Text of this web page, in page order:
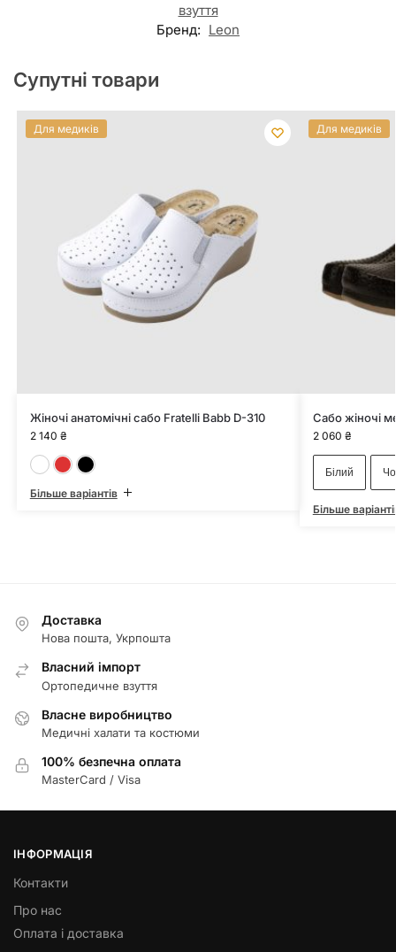
взуття
Бренд: Leon
Супутні товари
Для медиків
Жіночі анатомічні сабо Fratelli Babb D-310
2 140 ₴
Більше варіантів
Для медиків
Сабо жіночі
2 060 ₴
Білий
Більше
Доставка
Нова пошта, Укрпошта
Власний імпорт
Ортопедичне взуття
Власне виробництво
Медичні халати та костюми
100% безпечна оплата
MasterCard / Visa
ІНФОРМАЦІЯ
Контакти
Про нас
Оплата і доставка